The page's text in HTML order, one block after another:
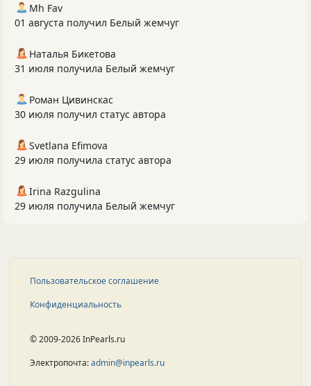
Mh Fav
01 августа получил Белый жемчуг
Наталья Бикетова
31 июля получила Белый жемчуг
Роман Цивинскас
30 июля получил статус автора
Svetlana Efimova
29 июля получила статус автора
Irina Razgulina
29 июля получила Белый жемчуг
Пользовательское соглашение
Конфиденциальность
© 2009-2026 InPearls.ru
Электропочта:admin@inpearls.ru